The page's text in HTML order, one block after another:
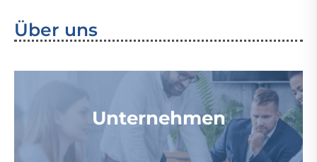
Über uns
Unternehmen